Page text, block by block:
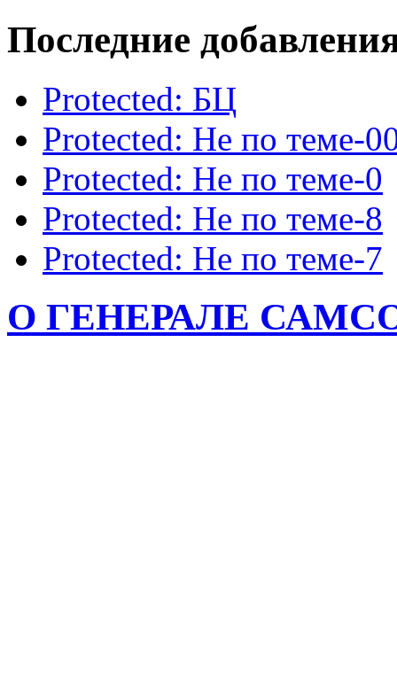
Последние
Protected: БЦ
Protected: Не по теме-
Protected: Не по теме-0
Protected: Не по теме-8
Protected: Не по теме-7
О ГЕНЕРАЛЕ